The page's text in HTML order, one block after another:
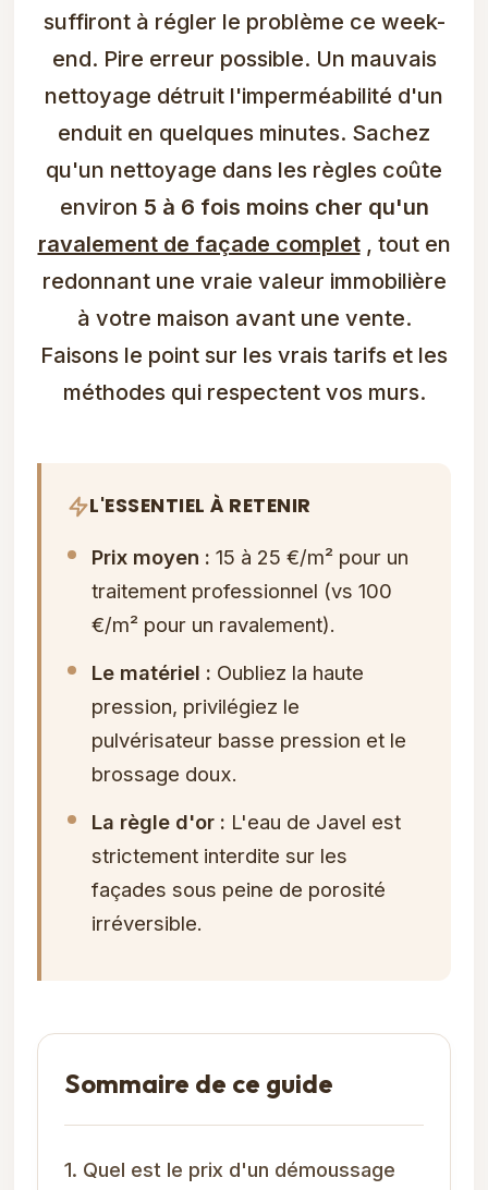
suffiront à régler le problème ce week-
end. Pire erreur possible. Un mauvais
nettoyage détruit l'imperméabilité d'un
enduit en quelques minutes. Sachez
qu'un nettoyage dans les règles coûte
environ 5 à 6 fois moins cher qu'un
ravalement de façade complet , tout en
redonnant une vraie valeur immobilière
à votre maison avant une vente.
Faisons le point sur les vrais tarifs et les
méthodes qui respectent vos murs.
L'ESSENTIEL À RETENIR
Prix moyen : 15 à 25 €/m² pour un
traitement professionnel (vs 100
€/m² pour un ravalement).
Le matériel : Oubliez la haute
pression, privilégiez le
pulvérisateur basse pression et le
brossage doux.
La règle d'or : L'eau de Javel est
strictement interdite sur les
façades sous peine de porosité
irréversible.
Sommaire de ce guide
1. Quel est le prix d'un démoussage